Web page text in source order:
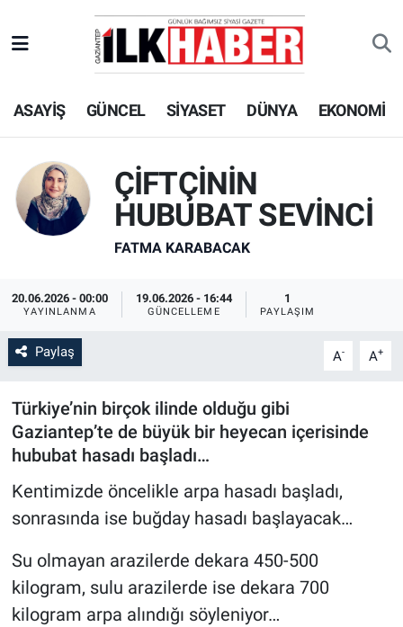
ASAYİŞ GÜNCEL SİYASET DÜNYA EKONOMİ
ÇİFTÇİNİN
HUBUBAT SEVİNCİ
FATMA KARABACAK
20.06.2026 - 00:00
YAYINLANMA
19.06.2026 - 16:44
GÜNCELLEME
1
PAYLAŞIM
Paylaş A- A+
Türkiye’nin birçok ilinde olduğu gibi
Gaziantep’te de büyük bir heyecan içerisinde
hububat hasadı başladı…
Kentimizde öncelikle arpa hasadı başladı,
sonrasında ise buğday hasadı başlayacak…
Su olmayan arazilerde dekara 450-500
kilogram, sulu arazilerde ise dekara 700
kilogram arpa alındığı söyleniyor…
EKONOMİ
SİYASET
SAĞLIK
SPOR
TEKNOLOJİ
ASAYİŞ
EĞİTİM
Beyoğlu Hava Durumu
Beyoğlu Trafik Yoğunluk Haritası
Süper Lig Puan Durumu ve Fikstür
Tüm Manşetler
Son Dakika Haberleri
Haber Arşivi